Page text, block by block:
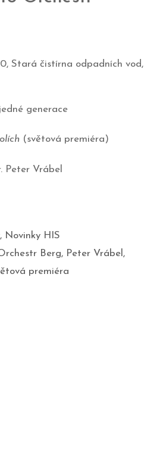
Stará čistírna odpadních vod,
generace
(světová premiéra)
Peter Vrábel
, Novinky HIS
Berg, Peter Vrábel,
premiéra